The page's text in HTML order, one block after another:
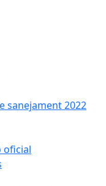
sanejament 2022
oficial